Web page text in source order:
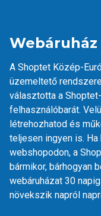
A Shoptet Közép-
üzemeltető
választotta a
felhasználóbarát.
létrehozhatod és
teljesen ingyen is.
webshopodon, a
bármikor, bárhogyan
webáruházat 30
növekszik napról